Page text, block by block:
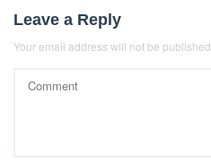
Leave a Reply
Your email address will not be published.